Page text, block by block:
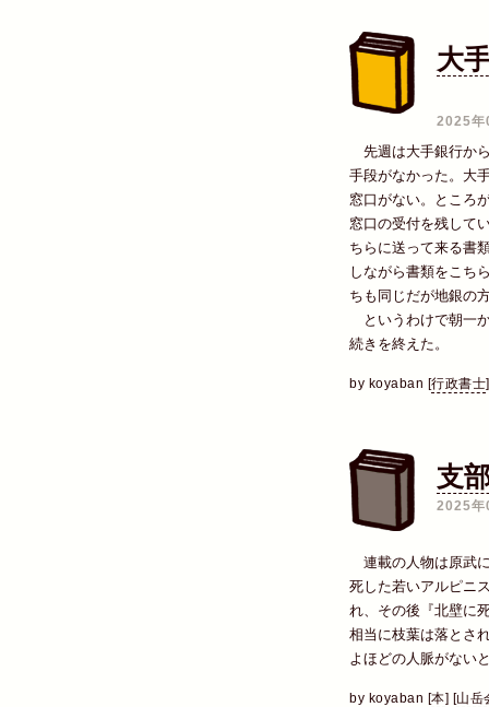
大
2025年
先週は大手銀行か
手段がなかった。大
窓口がない。ところ
窓口の受付を残して
ちらに送って来る書
しながら書類をこち
ちも同じだが地銀の
というわけで朝一
続きを終えた。
by koyaban [行政書士]
支
2025年
連載の人物は原武
死した若いアルピニ
れ、その後『北壁に
相当に枝葉は落とさ
よほどの人脈がない
by koyaban [本] [山岳